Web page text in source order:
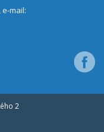
e-mail:
2